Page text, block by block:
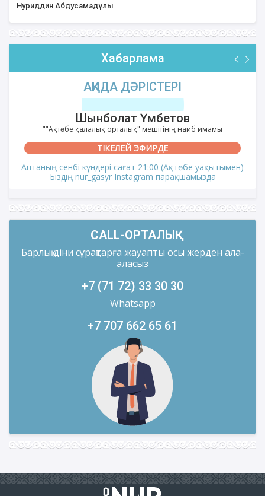
Нуриддин Абдусамадұлы
Хабарлама
АҚИДА ДӘРІСТЕРІ
Шынболат Үмбетов
""Ақтөбе қалалық орталық" мешітінің наиб имамы
ТІКЕЛЕЙ ЭФИРДЕ
Аптаның сенбі күндері сағат 21:00 (Ақтөбе уақытымен)
Біздің nur_gasyr Instagram парақшамызда
CALL-ОРТАЛЫҚ
Барлық діни сұрақтарға жауапты осы жерден ала-
аласыз
+7 (71 72) 33 30 30
Whatsapp
+7 707 662 65 61